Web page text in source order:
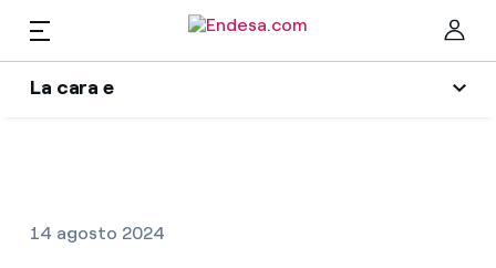
La cara e
Autores
Hogares
ES
14 agosto 2024